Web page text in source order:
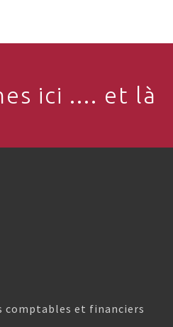
ici .... et là
comptables et financiers